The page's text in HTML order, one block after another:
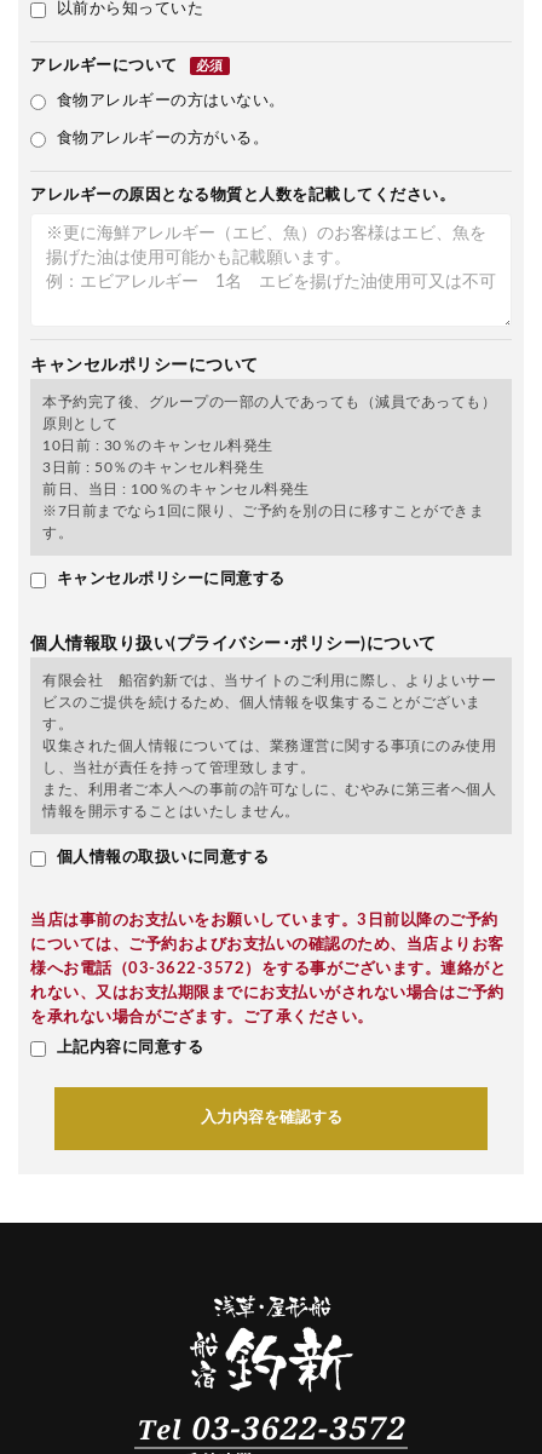
以前から知っていた
アレルギーについて 必須
食物アレルギーの方はいない。
食物アレルギーの方がいる。
アレルギーの原因となる物質と人数を記載してください。
キャンセルポリシーについて
本予約完了後、グループの一部の人であっても（減員であっても）
原則として
10日前 : 30％のキャンセル料発生
3日前 : 50％のキャンセル料発生
前日、当日 : 100％のキャンセル料発生
※7日前までなら1回に限り、ご予約を別の日に移すことができま
す。
キャンセルポリシーに同意する
個人情報取り扱い(プライバシー･ポリシー)について
有限会社 船宿釣新では、当サイトのご利用に際し、よりよいサー
ビスのご提供を続けるため、個人情報を収集することがございま
す。
収集された個人情報については、業務運営に関する事項にのみ使用
し、当社が責任を持って管理致します。
また、利用者ご本人への事前の許可なしに、むやみに第三者へ個人
情報を開示することはいたしません。
個人情報の取扱いに同意する
当店は事前のお支払いをお願いしています。3日前以降のご予約
については、ご予約およびお支払いの確認のため、当店よりお客
様へお電話（03-3622-3572）をする事がございます。連絡がと
れない、又はお支払期限までにお支払いがされない場合はご予約
を承れない場合がござます。ご了承ください。
上記内容に同意する
入力内容を確認する